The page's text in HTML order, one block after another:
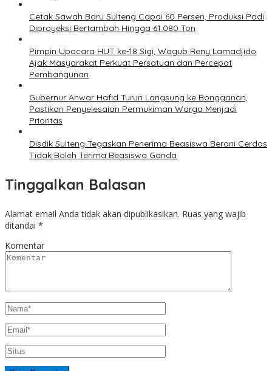
Cetak Sawah Baru Sulteng Capai 60 Persen, Produksi Padi
Diproyeksi Bertambah Hingga 61.080 Ton
Pimpin Upacara HUT ke-18 Sigi, Wagub Reny Lamadjido
Ajak Masyarakat Perkuat Persatuan dan Percepat
Pembangunan
Gubernur Anwar Hafid Turun Langsung ke Bongganan,
Pastikan Penyelesaian Permukiman Warga Menjadi
Prioritas
Disdik Sulteng Tegaskan Penerima Beasiswa Berani Cerdas
Tidak Boleh Terima Beasiswa Ganda
Tinggalkan Balasan
Alamat email Anda tidak akan dipublikasikan. Ruas yang wajib
ditandai *
Komentar